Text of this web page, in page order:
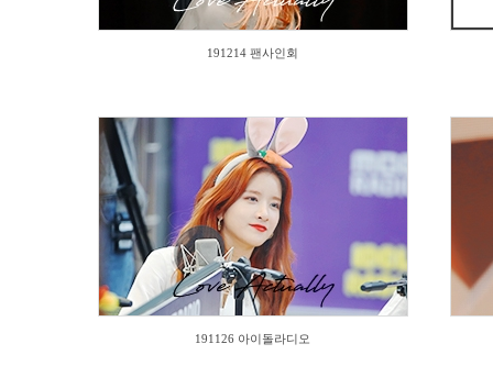
191214 팬사인회
191126 아이돌라디오